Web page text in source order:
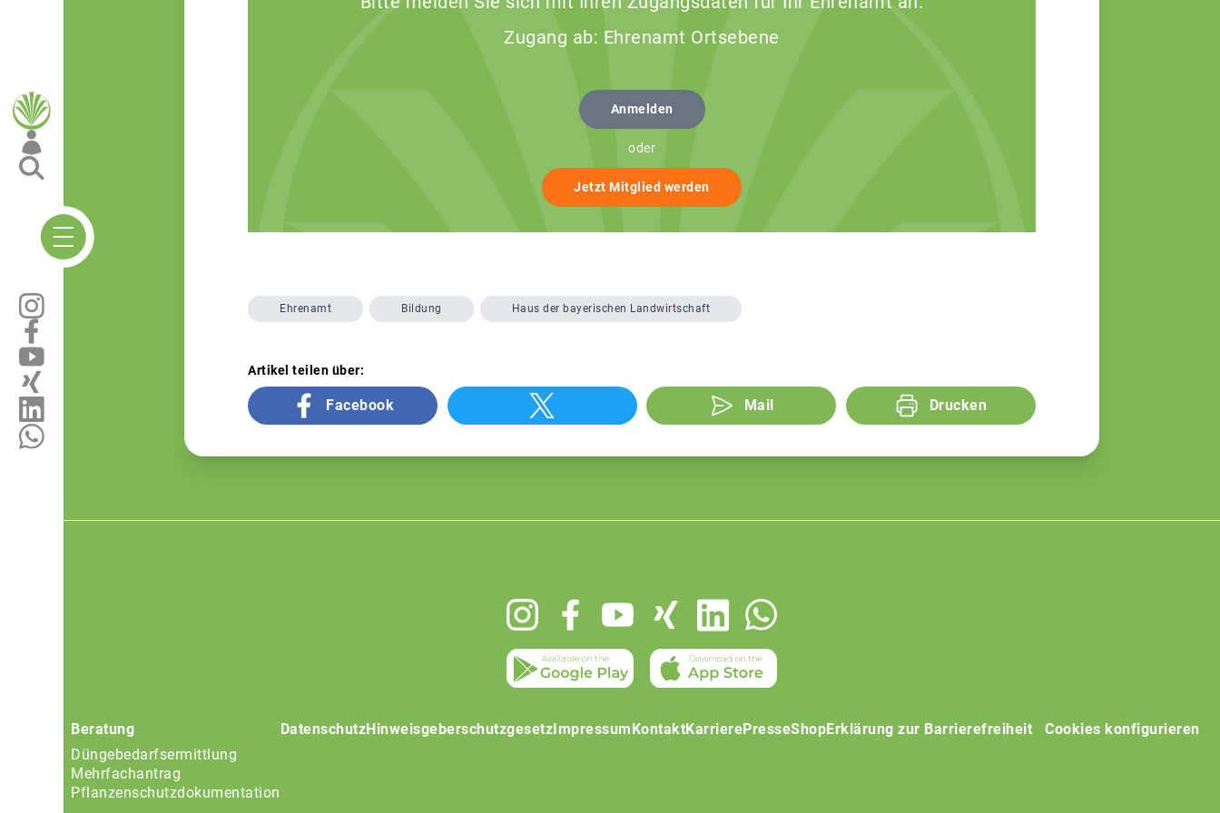
Zugang ab: Ehrenamt Ortsebene
Anmelden
oder
Jetzt Mitglied werden
Ehrenamt Bildung Haus der bayerischen Landwirtschaft
Artikel teilen über:
Facebook Mail Drucken
Beratung
Düngebedarfsermittlung
Mehrfachantrag
Pflanzenschutzdokumentation
DatenschutzHinweisgeberschutzgesetzImpressumKontaktKarrierePresseShopErklärung zur Barrierefreiheit Cookies konfigurieren